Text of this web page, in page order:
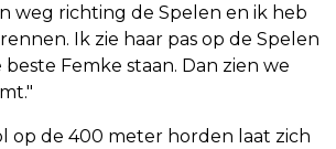
weg richting de Spelen en ik heb
Ik zie haar pas op de Spelen
Femke staan. Dan zien we
op de 400 meter horden laat zich